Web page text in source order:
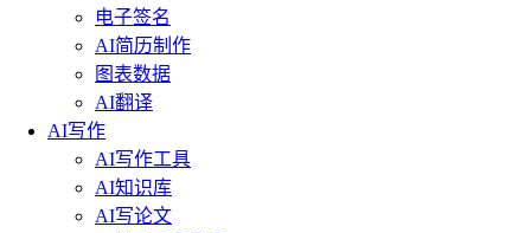
电子签名
AI简历制作
图表数据
AI翻译
AI写作
AI写作工具
AI知识库
AI写论文